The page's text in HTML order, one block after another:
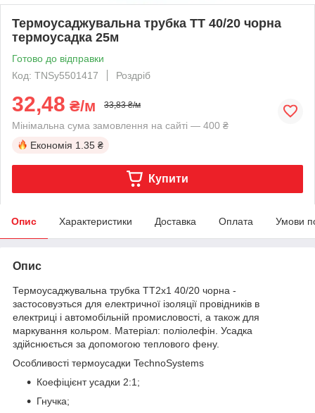
Термоусаджувальна трубка ТТ 40/20 чорна
термоусадка 25м
Готово до відправки
Код: TNSy5501417
Роздріб
32,48 ₴/м 33,83 ₴/м
Мінімальна сума замовлення на сайті — 400 ₴
Економія 1.35 ₴
Купити
Опис Характеристики Доставка Оплата Умови
Опис
Термоусаджувальна трубка ТТ2х1 40/20 чорна -
застосовуэться для електричної ізоляції провідників в
електриці і автомобільній промисловості, а також для
маркування кольром. Матеріал: поліолефін. Усадка
здійснюється за допомогою теплового фену.
Особливості термоусадки TechnoSystems
Коефіцієнт усадки 2:1;
Гнучка;